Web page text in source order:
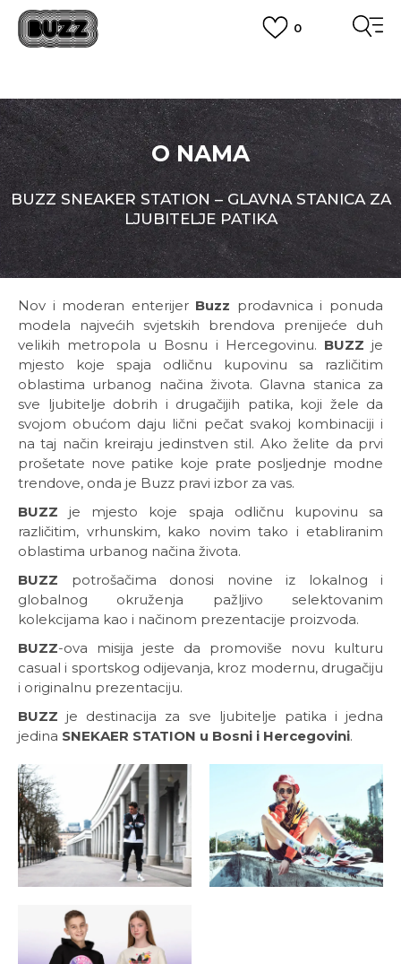
0
PLAĆANJE NA RATE
do 6 mjesečnih rata bez kamatePogledaj više
POZOVITE NAS NA
055/490-400Svaki radni dan od 09-16h
CLICK & COLLECT
Plati karticom online i preuzmi u BUZZ shopu po tvom izboru
POGLEDAJ VIŠE
O NAMA
BUZZ SNEAKER STATION – GLAVNA STANICA ZA
LJUBITELJE PATIKA
Nov i moderan enterijer Buzz prodavnica i ponuda
modela najvećih svjetskih brendova prenijeće duh
velikih metropola u Bosnu i Hercegovinu. BUZZ je
mjesto koje spaja odličnu kupovinu sa različitim
oblastima urbanog načina života. Glavna stanica za
sve ljubitelje dobrih i drugačijih patika, koji žele da
svojom obućom daju lični pečat svakoj kombinaciji i
na taj način kreiraju jedinstven stil. Ako želite da prvi
prošetate nove patike koje prate posljednje modne
trendove, onda je Buzz pravi izbor za vas.
BUZZ je mjesto koje spaja odličnu kupovinu sa
različitim, vrhunskim, kako novim tako i etabliranim
oblastima urbanog načina života.
BUZZ potrošačima donosi novine iz lokalnog i
globalnog okruženja pažljivo selektovanim
kolekcijama kao i načinom prezentacije proizvoda.
BUZZ-ova misija jeste da promoviše novu kulturu
casual i sportskog odijevanja, kroz modernu, drugačiju
i originalnu prezentaciju.
BUZZ je destinacija za sve ljubitelje patika i jedna
jedina SNEKAER STATION u Bosni i Hercegovini.